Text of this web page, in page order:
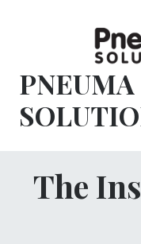
conteúdo
PNEUMA
The